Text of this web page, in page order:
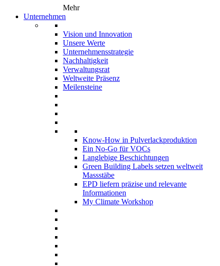
Mehr
Unternehmen
Vision und Innovation
Unsere Werte
Unternehmensstrategie
Nachhaltigkeit
Verwaltungsrat
Weltweite Präsenz
Meilensteine
Know-How in Pulverlackproduktion
Ein No-Go für VOCs
Langlebige Beschichtungen
Green Building Labels setzen weltweit
Massstäbe
EPD liefern präzise und relevante
Informationen
My Climate Workshop